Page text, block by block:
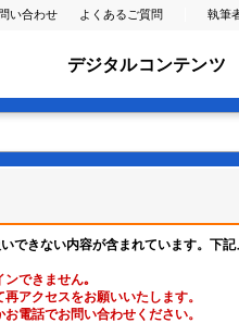
い合わせ よくあるご質問 執筆
デジタルコンテンツ
できない内容が含まれています。下
できません｡
アクセスをお願いいたします。
電話でお問い合わせください。